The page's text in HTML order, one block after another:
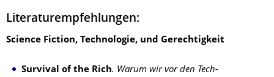
Literaturempfehlungen:
Science Fiction, Technologie, und Gerechtigkeit
Survival of the Rich. Warum wir vor den Tech-